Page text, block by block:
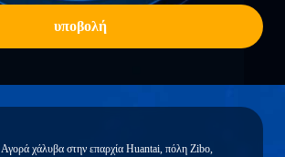
υποβολή
Αγορά χάλυβα στην επαρχία Huantai, πόλη Zibo,